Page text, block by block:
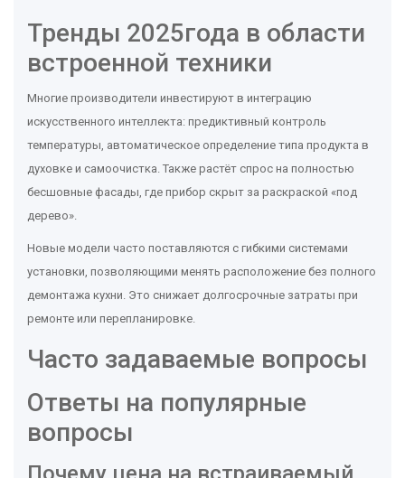
Тренды 2025года в области
встроенной техники
Многие производители инвестируют в интеграцию
искусственного интеллекта: предиктивный контроль
температуры, автоматическое определение типа продукта в
духовке и самоочистка. Также растёт спрос на полностью
бесшовные фасады, где прибор скрыт за раскраской «под
дерево».
Новые модели часто поставляются с гибкими системами
установки, позволяющими менять расположение без полного
демонтажа кухни. Это снижает долгосрочные затраты при
ремонте или перепланировке.
Часто задаваемые вопросы
Ответы на популярные
вопросы